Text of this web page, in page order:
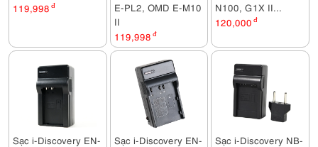
119,998 đ
E-PL2, OMD E-M10
II
119,998 đ
N100, G1X II...
120,000 đ
Sạc i-Discovery EN-
Sạc i-Discovery EN-
Sạc i-Discovery NB-